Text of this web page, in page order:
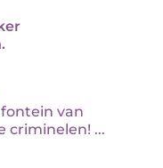
van
criminelen! ...